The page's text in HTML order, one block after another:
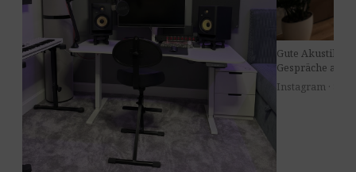
Instagram · 8.
Gute Akustik
Gespräche am